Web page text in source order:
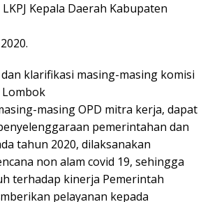
Kepala Daerah Kabupaten
klarifikasi masing-masing komisi
Lombok
masing OPD mitra kerja, dapat
pemerintahan dan
tahun 2020, dilaksanakan
non alam covid 19, sehingga
terhadap kinerja Pemerintah
pelayanan kepada